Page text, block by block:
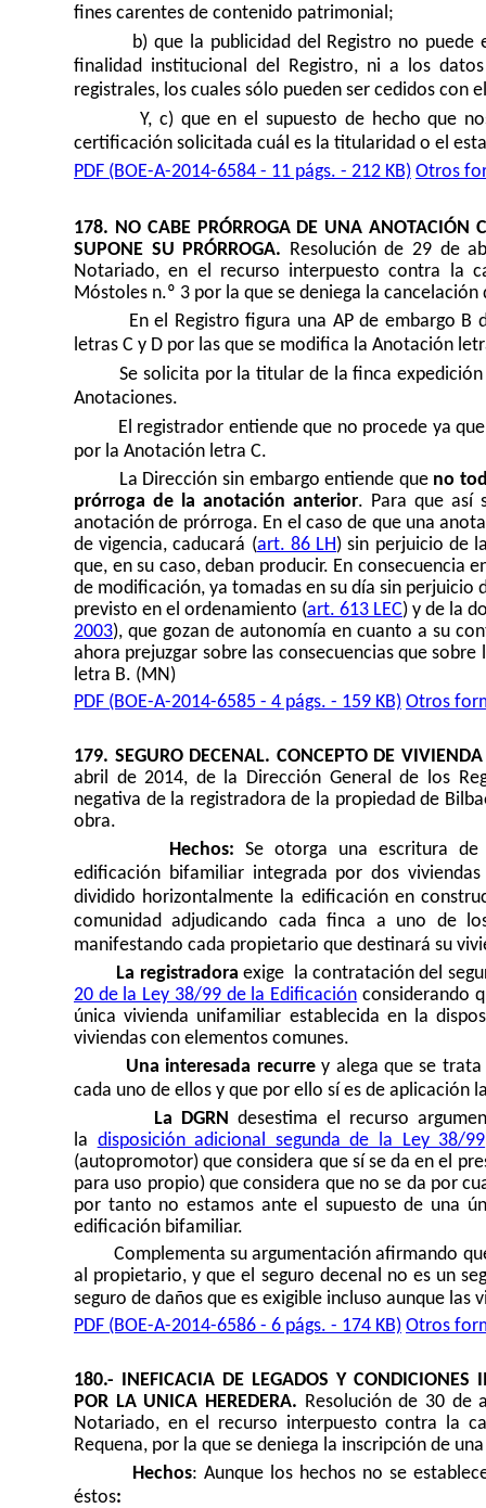
fines carentes de contenido patrimonial;
b) que la publicidad del Registro no
finalidad institucional del Registro, ni a los
registrales, los cuales sólo pueden ser cedidos con
Y, c) que en el supuesto de hecho que
certificación solicitada cuál es la titularidad o el
PDF (BOE-A-2014-6584 - 11 págs. - 212 KB) Otros
178. NO CABE PRÓRROGA DE UNA
SUPONE SU PRÓRROGA. Resolución de 29 de
Notariado, en el recurso interpuesto contra la
Móstoles n.º 3 por la que se deniega la
En el Registro figura una AP de embargo
letras C y D por las que se modifica la Anotación
Se solicita por la titular de la finca
Anotaciones.
El registrador entiende que no procede ya
por la Anotación letra C.
La Dirección sin embargo entiende que no
prórroga de la anotación anterior. Para que así
anotación de prórroga. En el caso de que una
de vigencia, caducará (art. 86 LH) sin perjuicio de
que, en su caso, deban producir. En consecuencia
de modificación, ya tomadas en su día sin
previsto en el ordenamiento (art. 613 LEC) y de la
2003), que gozan de autonomía en cuanto a su
ahora prejuzgar sobre las consecuencias que
letra B. (MN)
PDF (BOE-A-2014-6585 - 4 págs. - 159 KB) Otros
179. SEGURO DECENAL. CONCEPTO DE
abril de 2014, de la Dirección General de los
negativa de la registradora de la propiedad de
obra.
Hechos: Se otorga una escritura
edificación bifamiliar integrada por dos
dividido horizontalmente la edificación en
comunidad adjudicando cada finca a uno de
manifestando cada propietario que destinará su
La registradora exige la contratación del
20 de la Ley 38/99 de la Edificación considerando
única vivienda unifamiliar establecida en la
viviendas con elementos comunes.
Una interesada recurrey alega que se trata
cada uno de ellos y que por ello sí es de aplicación
La DGRN desestima el recurso
la disposición adicional segunda de la Ley 38/99
(autopromotor) que considera que sí se da en el
para uso propio) que considera que no se da por
por tanto no estamos ante el supuesto de una
edificación bifamiliar.
Complementa su argumentación afirmando
al propietario, y que el seguro decenal no es un
seguro de daños que es exigible incluso aunque las
PDF (BOE-A-2014-6586 - 6 págs. - 174 KB) Otros
180.- INEFICACIA DE LEGADOS Y CONDICIONES
POR LA UNICA HEREDERA. Resolución de 30 de
Notariado, en el recurso interpuesto contra la
Requena, por la que se deniega la inscripción de
Hechos: Aunque los hechos no se
éstos: